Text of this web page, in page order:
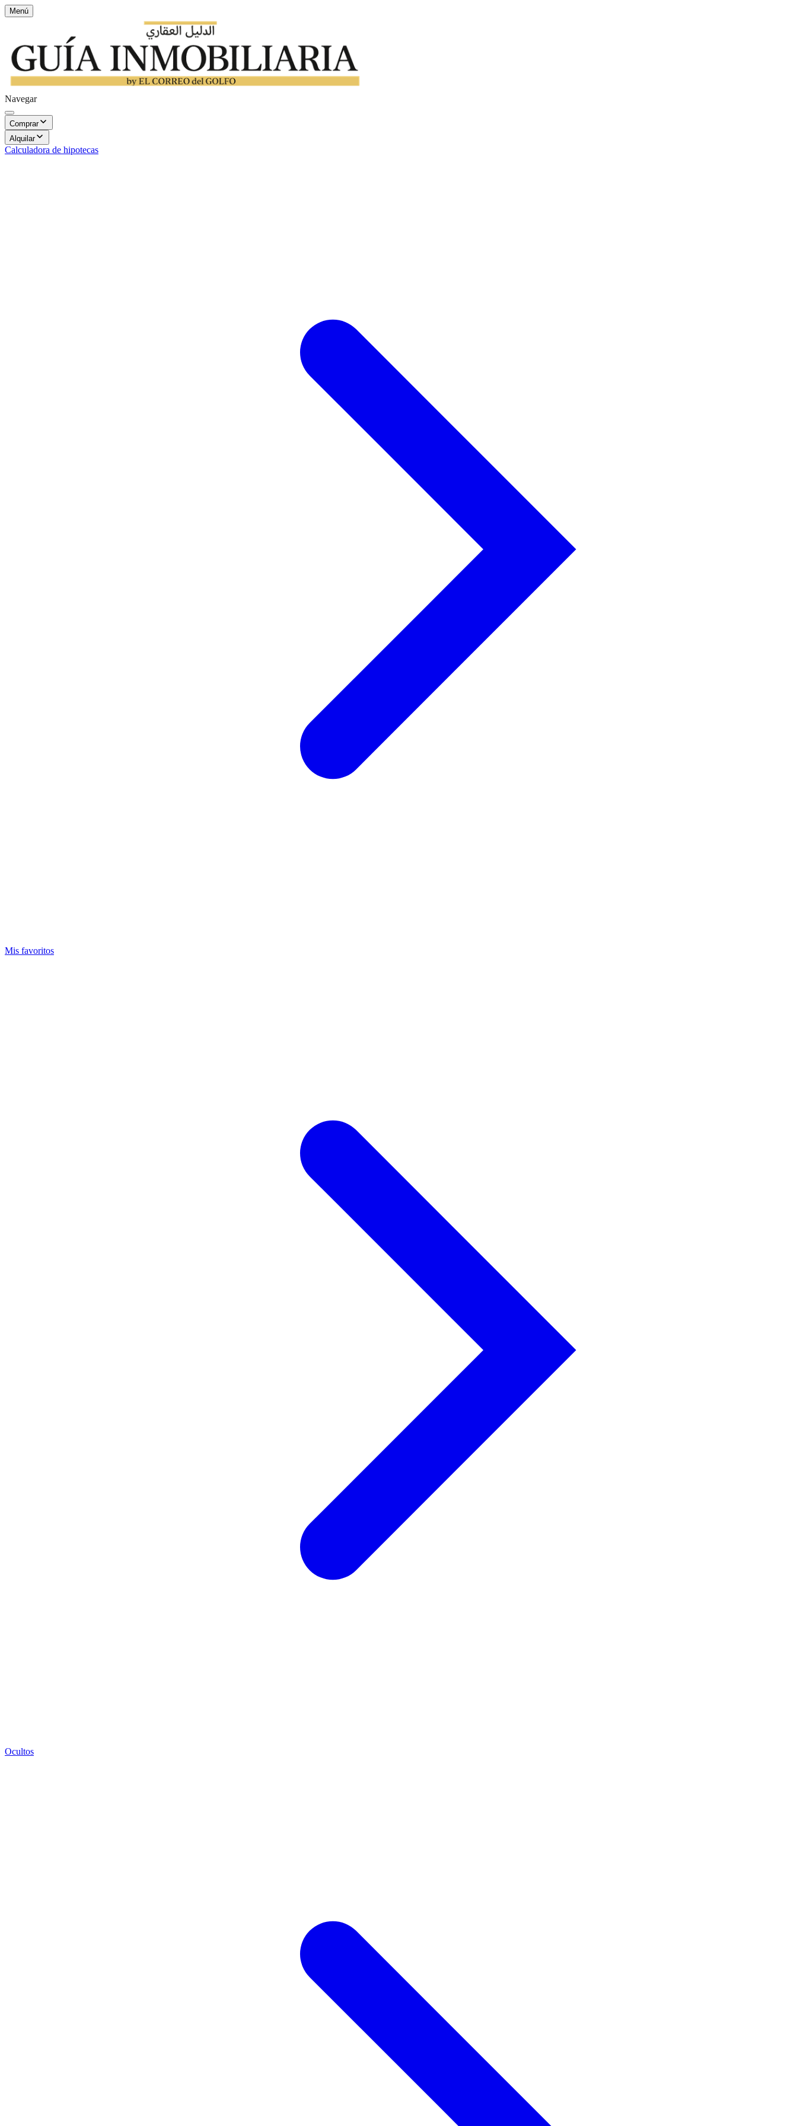
Menú
Navegar
Comprar
Alquilar
Calculadora de hipotecas
Mis favoritos
Ocultos